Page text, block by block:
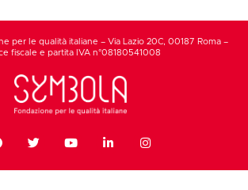
per le qualità italiane – Via Lazio 20C, 00187 Roma –
fiscale e partita IVA n°08180541008